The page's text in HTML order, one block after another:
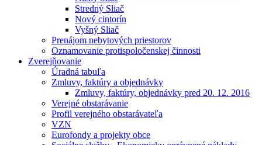
Stredný Sliač
Nový cintorín
Vyšný Sliač
Prenájom nebytových priestorov
Oznamovanie protispoločenskej činnosti
Zverejňovanie
Úradná tabuľa
Zmluvy, faktúry a objednávky
Zmluvy, faktúry, objednávky pred 20. 12. 2016
Verejné obstarávanie
Profil verejného obstarávateľa
VZN
Eurofondy a projekty obce